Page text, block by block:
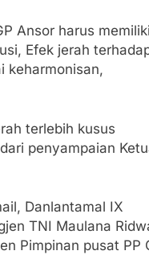
Ansor harus memiliki
Efek jerah
keharmonisan,
terlebih kusus
penyampaian
Danlantamal IX
TNI Maulana
Pimpinan pusat PP